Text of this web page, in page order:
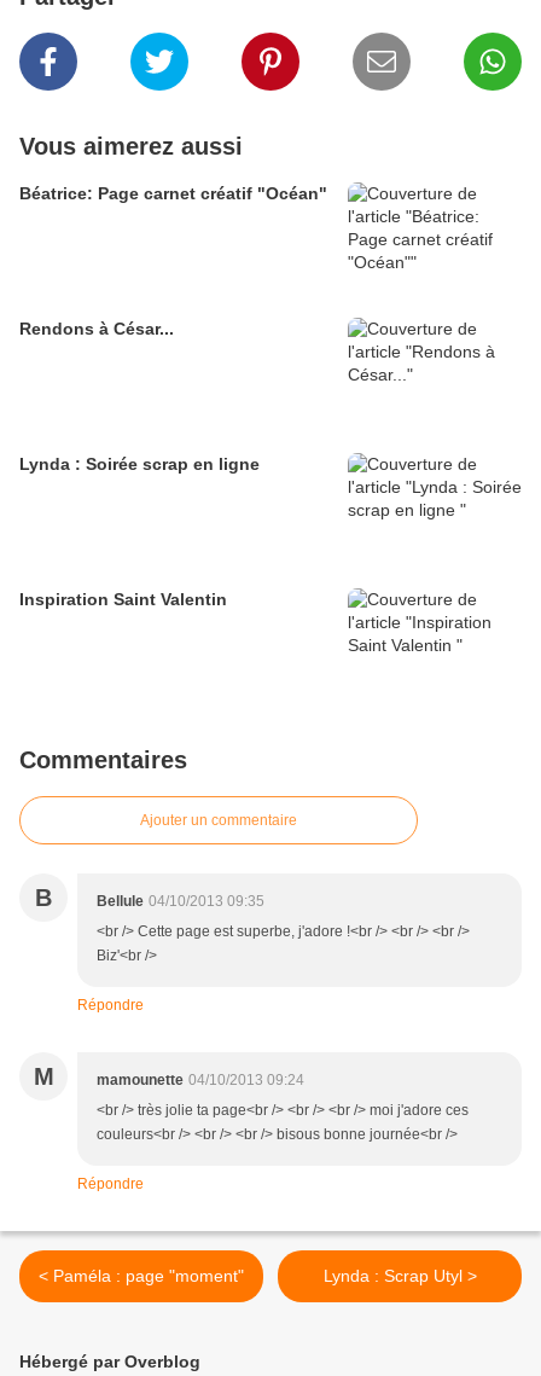
Vous aimerez aussi
Béatrice: Page carnet créatif "Océan"
Rendons à César...
Lynda : Soirée scrap en ligne
Inspiration Saint Valentin
Commentaires
Ajouter un commentaire
B Bellule 04/10/2013 09:35
<br /> Cette page est superbe, j'adore !<br /> <br /> <br />
Biz'<br />
Répondre
M mamounette 04/10/2013 09:24
<br /> très jolie ta page<br /> <br /> <br /> moi j'adore ces
couleurs<br /> <br /> <br /> bisous bonne journée<br />
Répondre
< Paméla : page "moment" Lynda : Scrap Utyl >
Hébergé par Overblog